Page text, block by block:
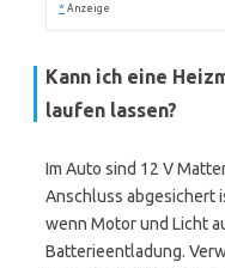
* Anzeige
Kann ich eine
laufen lassen?
Im Auto sind 12 V
Anschluss abgesichert
wenn Motor und Licht
Batterieentladung.